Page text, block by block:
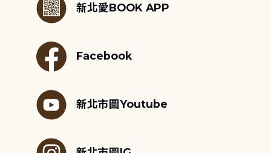
新北愛BOOK APP
Facebook
新北市圖Youtube